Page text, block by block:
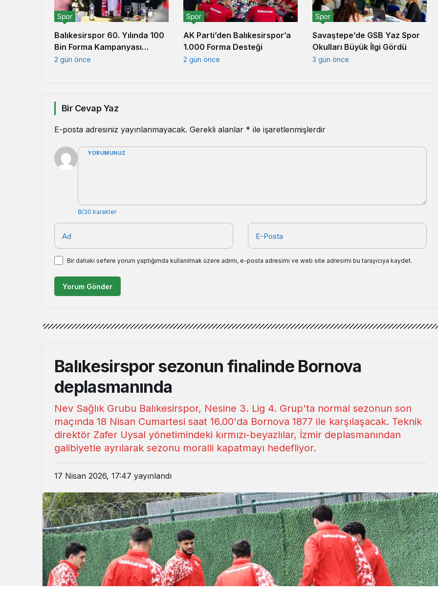
Balıkesirspor 60. Yılında 100
Bin Forma Kampanyası
Başlattı
Spor
2 gün önce
AK Parti’den Balıkesirspor’a
1.000 Forma Desteği
Spor
2 gün önce
Savaştepe’de GSB Yaz Spor
Okulları Büyük İlgi Gördü
Spor
3 gün önce
Bir Cevap Yaz
E-posta adresiniz yayınlanmayacak. Gerekli alanlar * ile işaretlenmişlerdir
YORUMUNUZ
0/30 karakter
Ad E-Posta
Bir dahaki sefere yorum yaptığımda kullanılmak üzere adımı, e-posta adresimi ve web site adresimi bu tarayıcıya kaydet.
Yorum Gönder
Balıkesirspor sezonun finalinde Bornova
deplasmanında
Nev Sağlık Grubu Balıkesirspor, Nesine 3. Lig 4. Grup'ta normal sezonun son
maçında 18 Nisan Cumartesi saat 16.00'da Bornova 1877 ile karşılaşacak. Teknik
direktör Zafer Uysal yönetimindeki kırmızı-beyazlılar, İzmir deplasmanından
galibiyetle ayrılarak sezonu moralli kapatmayı hedefliyor.
17 Nisan 2026, 17:47 yayınlandı